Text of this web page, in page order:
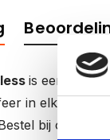
is een
in elke
bij ons